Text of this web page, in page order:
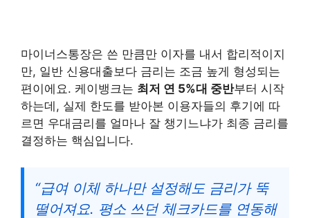
마이너스통장은 쓴 만큼만 이자를 내서 합리적이지
만, 일반 신용대출보다 금리는 조금 높게 형성되는
편이에요. 케이뱅크는 최저 연 5%대 중반부터 시작
하는데, 실제 한도를 받아본 이용자들의 후기에 따
르면 우대금리를 얼마나 잘 챙기느냐가 최종 금리를
결정하는 핵심입니다.
“급여 이체 하나만 설정해도 금리가 뚝
떨어져요. 평소 쓰던 체크카드를 연동해